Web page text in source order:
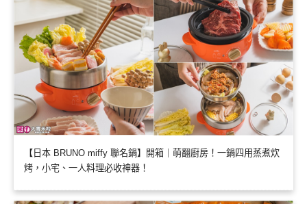
【日本 BRUNO miffy 聯名鍋】開箱｜萌翻廚房！一鍋四用蒸煮炊
烤，小宅、一人料理必收神器！